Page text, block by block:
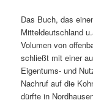
Das Buch, das
Mitteldeutschland
Volumen von
schließt mit einer
Eigentums- und
Nachruf auf die
dürfte in